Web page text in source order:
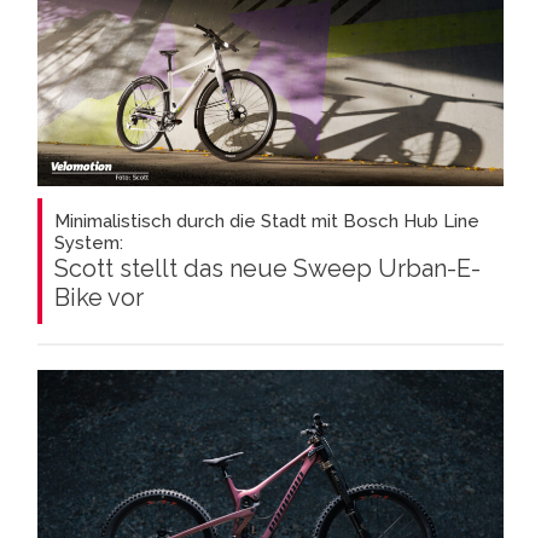
Minimalistisch durch die Stadt mit Bosch Hub Line
System:
Scott stellt das neue Sweep Urban-E-
Bike vor